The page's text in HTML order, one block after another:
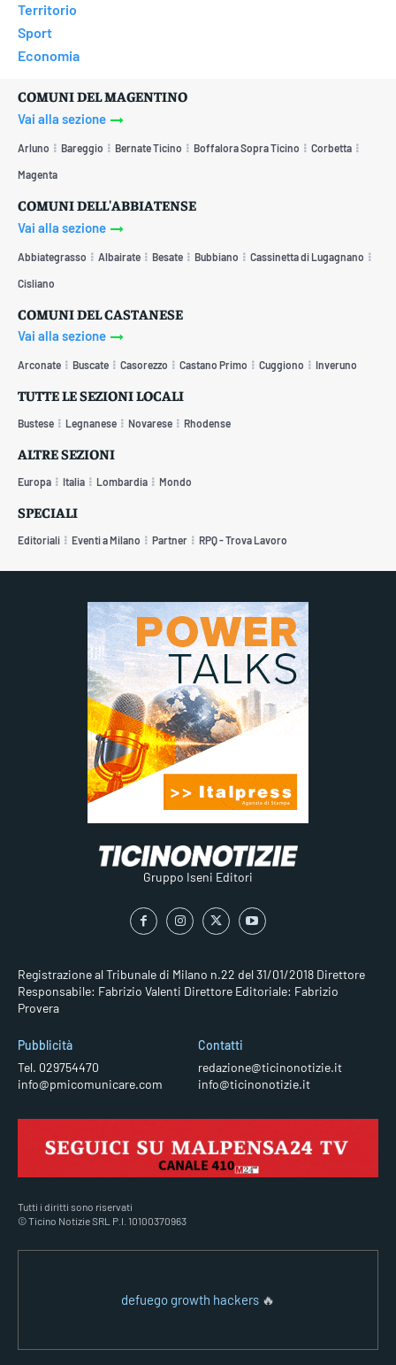
Territorio
Sport
Economia
COMUNI DEL MAGENTINO
Vai alla sezione
Arluno Bareggio Bernate Ticino Boffalora Sopra Ticino Corbetta
Magenta
COMUNI DELL'ABBIATENSE
Vai alla sezione
Abbiategrasso Albairate Besate Bubbiano Cassinetta di Lugagnano
Cisliano
COMUNI DEL CASTANESE
Vai alla sezione
Arconate Buscate Casorezzo Castano Primo Cuggiono Inveruno
TUTTE LE SEZIONI LOCALI
Bustese Legnanese Novarese Rhodense
ALTRE SEZIONI
Europa Italia Lombardia Mondo
SPECIALI
Editoriali Eventi a Milano Partner RPQ - Trova Lavoro
Gruppo Iseni Editori
Registrazione al Tribunale di Milano n.22 del 31/01/2018 Direttore
Responsabile: Fabrizio Valenti Direttore Editoriale: Fabrizio
Provera
Pubblicità
Tel. 029754470
info@pmicomunicare.com
Contatti
redazione@ticinonotizie.it
info@ticinonotizie.it
Tutti i diritti sono riservati
© Ticino Notizie SRL P.I. 10100370963
defuego growth hackers 🔥